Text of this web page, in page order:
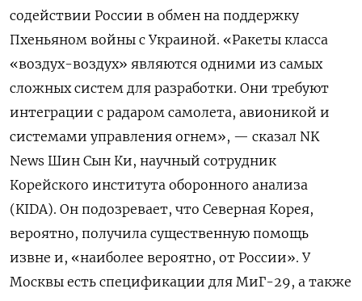
содействии России в обмен на поддержку
Пхеньяном войны с Украиной. «Ракеты класса
«воздух-воздух» являются одними из самых
сложных систем для разработки. Они требуют
интеграции с радаром самолета, авионикой и
системами управления огнем», — сказал NK
News Шин Сын Ки, научный сотрудник
Корейского института оборонного анализа
(KIDA). Он подозревает, что Северная Корея,
вероятно, получила существенную помощь
извне и, «наиболее вероятно, от России». У
Москвы есть спецификации для МиГ-29, а также